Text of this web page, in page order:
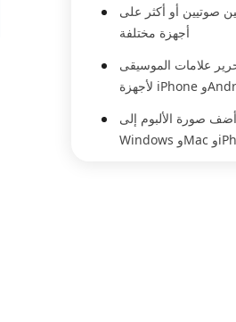
صوتيين أو أكثر على
أجهزة مختلفة
لتحرير علامات الموسيقى
أضف صورة الألبوم إلى MP3 على أنظمة